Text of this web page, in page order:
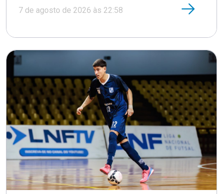
7 de agosto de 2026 às 22:58